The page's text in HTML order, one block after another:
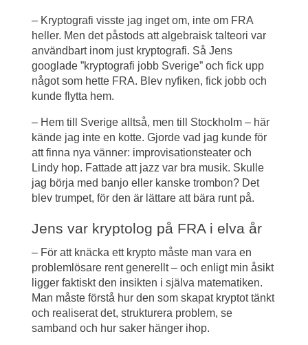
– Kryptografi visste jag inget om, inte om FRA
heller. Men det påstods att algebraisk talteori var
användbart inom just kryptografi. Så Jens
googlade ”kryptografi jobb Sverige” och fick upp
något som hette FRA. Blev nyfiken, fick jobb och
kunde flytta hem.
– Hem till Sverige alltså, men till Stockholm – här
kände jag inte en kotte. Gjorde vad jag kunde för
att finna nya vänner: improvisationsteater och
Lindy hop. Fattade att jazz var bra musik. Skulle
jag börja med banjo eller kanske trombon? Det
blev trumpet, för den är lättare att bära runt på.
Jens var kryptolog på FRA i elva år
– För att knäcka ett krypto måste man vara en
problemlösare rent generellt – och enligt min åsikt
ligger faktiskt den insikten i själva matematiken.
Man måste förstå hur den som skapat kryptot tänkt
och realiserat det, strukturera problem, se
samband och hur saker hänger ihop.